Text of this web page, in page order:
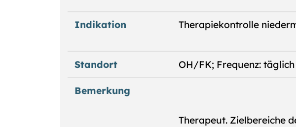
Indikation Therapiekontrolle
Standort OH/FK; Frequenz: täglich
Bemerkung
Therapeut. Zielbereiche